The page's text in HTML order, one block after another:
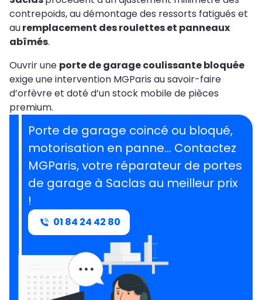
contrepoids, au démontage des ressorts fatigués et
auremplacement des roulettes et panneaux
abîmés.
Ouvrir une porte de garage coulissante bloquée
exige une intervention MGParis au savoir-faire
d’orfèvre et doté d’un stock mobile de pièces
premium.
Porte de garage coincé ou bloqué,
motorisation en panne… Contactez
MGParis, votre réparateur de portes
de garage à Saclas au meilleur prix
!
01 84 24 42 80